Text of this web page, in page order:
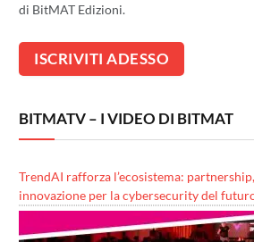
di BitMAT Edizioni.
BITMATV – I VIDEO DI BITMAT
TrendAI rafforza l’ecosistema:
innovazione per la cybersecurity del